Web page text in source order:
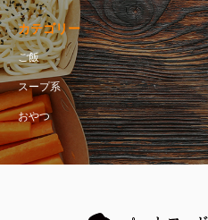
カテゴリー
ご飯
スープ系
おやつ